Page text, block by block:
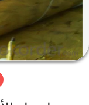
فيديوهات
معلومات
عنا